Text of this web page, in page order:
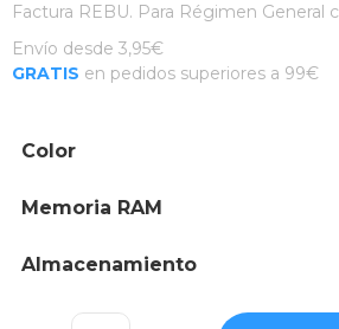
Factura REBU. Para Régimen General
Envío desde 3,95€
GRATIS en pedidos superiores a 99€
Color
Memoria RAM
Almacenamiento